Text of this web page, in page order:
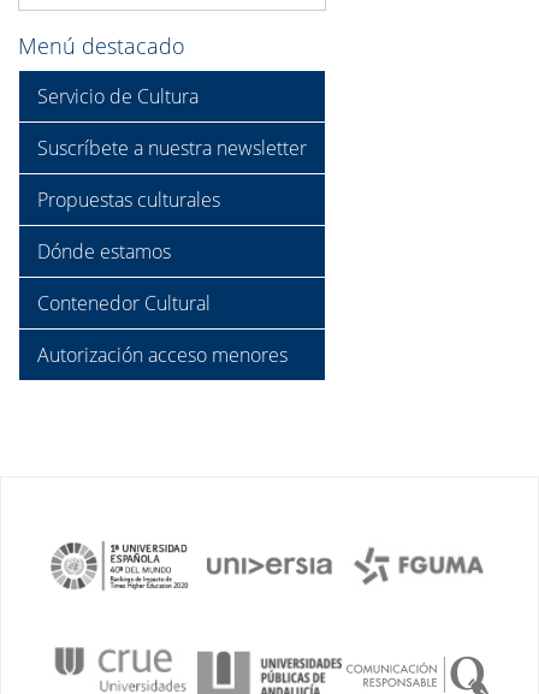
Menú destacado
Servicio de Cultura
Suscríbete a nuestra newsletter
Propuestas culturales
Dónde estamos
Contenedor Cultural
Autorización acceso menores